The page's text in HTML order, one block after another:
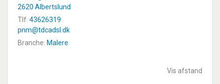
2620 Albertslund
Tlf. 43626319
pnm@tdcadsl.dk
Branche: Malere
Vis afstand